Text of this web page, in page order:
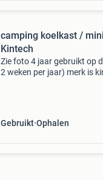
camping koelkast /
Kintech
Zie foto 4 jaar gebruikt op
2 weken per jaar) merk is
Gebruikt Ophalen